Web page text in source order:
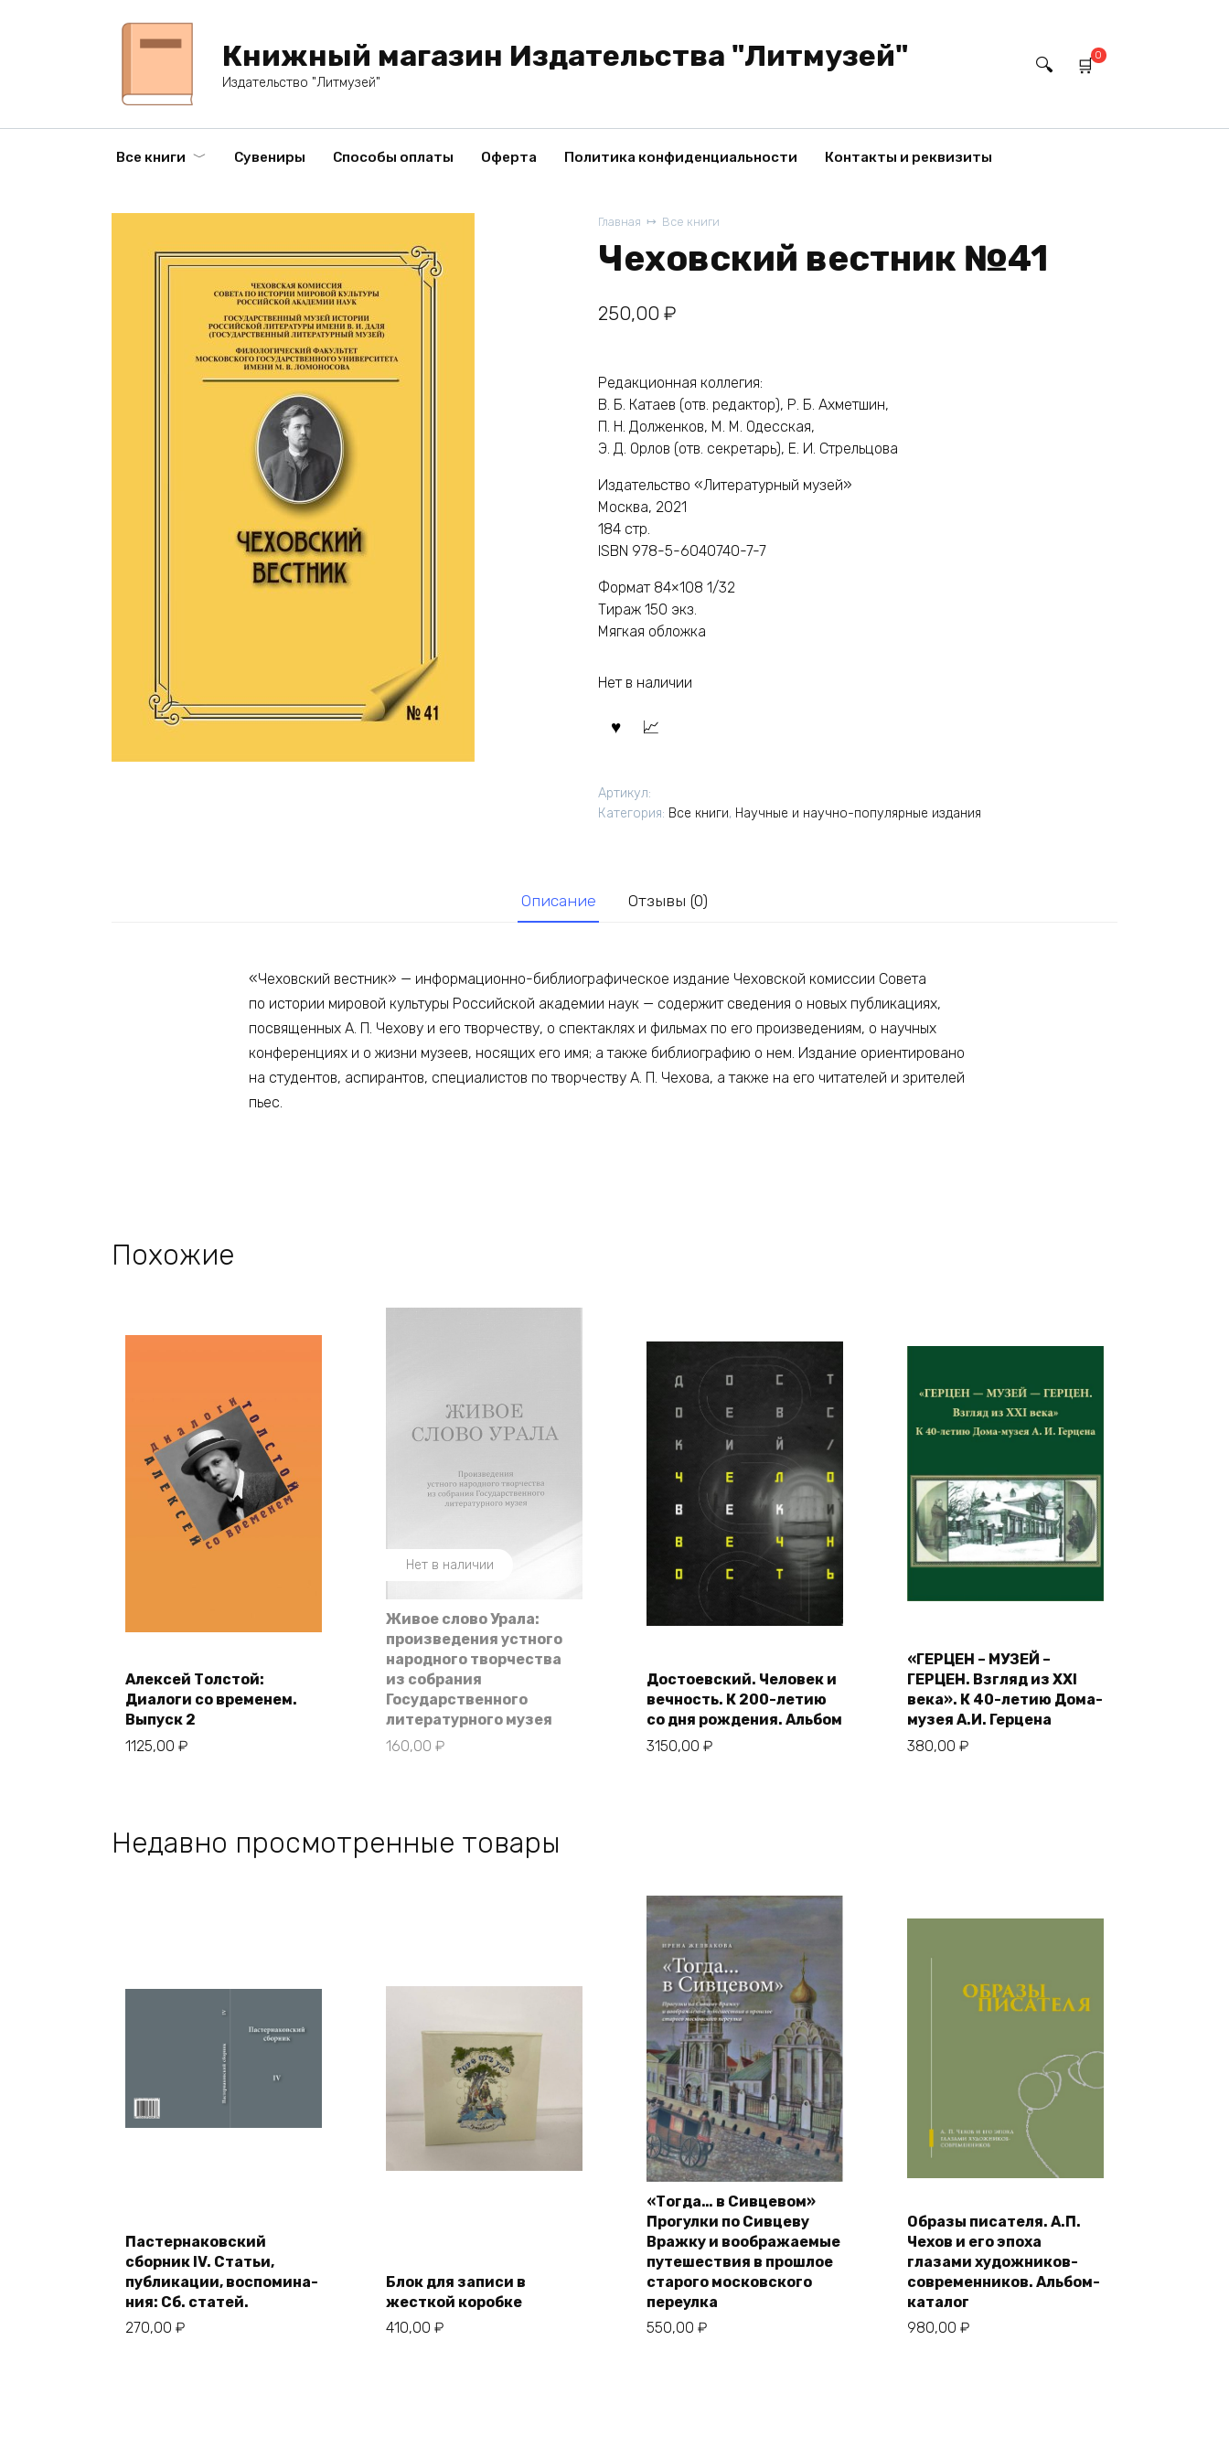
Книжный магазин Издательства "Литмузей"
Издательство "Литмузей"
0
Все книги Сувениры Способы оплаты Оферта Политика конфиденциальности Контакты и реквизиты
Главная Все книги
Чеховский вестник №41
250,00 ₽
Редакционная коллегия:
В. Б. Катаев (отв. редактор), Р. Б. Ахметшин,
П. Н. Долженков, М. М. Одесская,
Э. Д. Орлов (отв. секретарь), Е. И. Стрельцова
Издательство «Литературный музей»
Москва, 2021
184 стр.
ISBN 978-5-6040740-7-7
Формат 84×108 1/32
Тираж 150 экз.
Мягкая обложка
Нет в наличии
Артикул:
Категория: Все книги, Научные и научно-популярные издания
Описание Отзывы (0)
«Чеховский вестник» — информационно-библиографическое издание Чеховской комиссии Совета
по истории мировой культуры Российской академии наук — содержит сведения о новых публикациях,
посвященных А. П. Чехову и его творчеству, о спектаклях и фильмах по его произведениям, о научных
конференциях и о жизни музеев, носящих его имя; а также библиографию о нем. Издание ориентировано
на студентов, аспирантов, специалистов по творчеству А. П. Чехова, а также на его читателей и зрителей
пьес.
Похожие
В корзину
Алексей Толстой:
Диалоги со временем.
Выпуск 2
1125,00 ₽
Нет в наличии
Живое слово Урала:
произведения устного
народного творчества
из собрания
Государственного
литературного музея
160,00 ₽
В корзину
Достоевский. Человек и
вечность. К 200-летию
со дня рождения. Альбом
3150,00 ₽
В корзину
«ГЕРЦЕН – МУЗЕЙ –
ГЕРЦЕН. Взгляд из XXI
века». К 40-летию Дома-
музея А.И. Герцена
380,00 ₽
Недавно просмотренные товары
Пастернаковский
сборник IV. Статьи,
публикации, воспомина-
ния: Сб. статей.
270,00 ₽
Блок для записи в
жесткой коробке
410,00 ₽
В корзину
«Тогда… в Сивцевом»
Прогулки по Сивцеву
Вражку и воображаемые
путешествия в прошлое
старого московского
переулка
550,00 ₽
Образы писателя. А.П.
Чехов и его эпоха
глазами художников-
современников. Альбом-
каталог
980,00 ₽